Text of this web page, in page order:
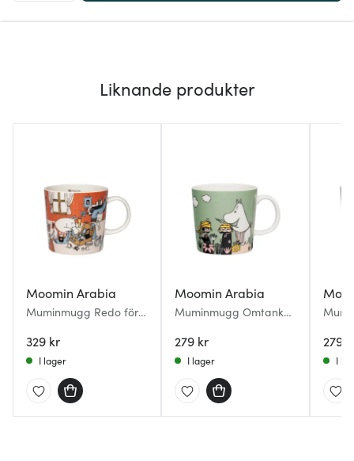
Liknande produkter
Moomin Arabia
Muminmugg Redo för
2026
329 kr
I lager
Moomin Arabia
Muminmugg Omtanke
279 kr
I lager
279
I